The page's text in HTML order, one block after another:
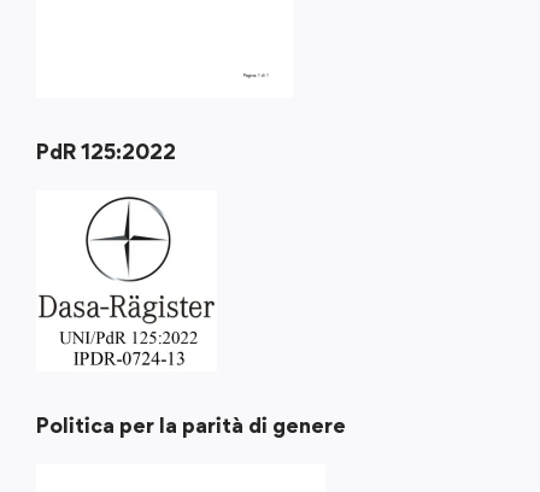
PdR 125:2022
Politica per la parità di genere